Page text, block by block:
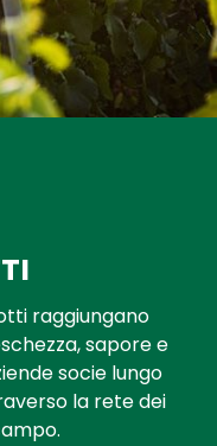
raggiungano
sapore e
socie lungo
la rete dei